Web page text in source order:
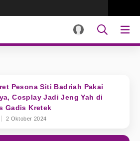
Pesona Siti Badriah Pakai
Cosplay Jadi Jeng Yah di
Gadis Kretek
2 Oktober 2024